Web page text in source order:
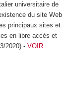
universitaire de
du site Web
principaux sites et
en libre accès et
2020) - VOIR